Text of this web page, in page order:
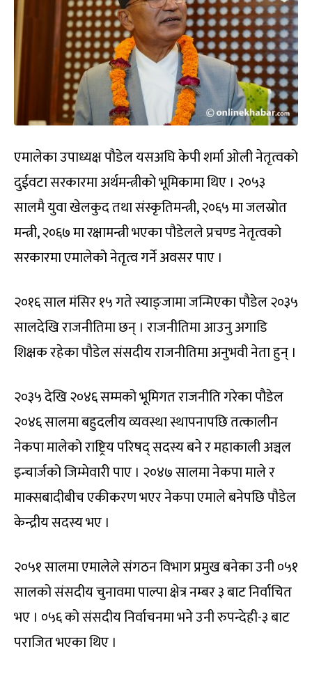
एमालेका उपाध्यक्ष पौडेल यसअघि केपी शर्मा ओली नेतृत्वको
दुईवटा सरकारमा अर्थमन्त्रीको भूमिकामा थिए । २०५३
सालमै युवा खेलकुद तथा संस्कृतिमन्त्री, २०६५ मा जलस्रोत
मन्त्री, २०६७ मा रक्षामन्त्री भएका पौडेलले प्रचण्ड नेतृत्वको
सरकारमा एमालेको नेतृत्व गर्ने अवसर पाए ।
२०१६ साल मंसिर १५ गते स्याङ्जामा जन्मिएका पौडेल २०३५
सालदेखि राजनीतिमा छन् । राजनीतिमा आउनु अगाडि
शिक्षक रहेका पौडेल संसदीय राजनीतिमा अनुभवी नेता हुन् ।
२०३५ देखि २०४६ सम्मको भूमिगत राजनीति गरेका पौडेल
२०४६ सालमा बहुदलीय व्यवस्था स्थापनापछि तत्कालीन
नेकपा मालेको राष्ट्रिय परिषद् सदस्य बने र महाकाली अञ्चल
इन्चार्जको जिम्मेवारी पाए । २०४७ सालमा नेकपा माले र
माक्सबादीबीच एकीकरण भएर नेकपा एमाले बनेपछि पौडेल
केन्द्रीय सदस्य भए ।
२०५१ सालमा एमालेले संगठन विभाग प्रमुख बनेका उनी ०५१
सालको संसदीय चुनावमा पाल्पा क्षेत्र नम्बर ३ बाट निर्वाचित
भए । ०५६ को संसदीय निर्वाचनमा भने उनी रुपन्देही-३ बाट
पराजित भएका थिए ।